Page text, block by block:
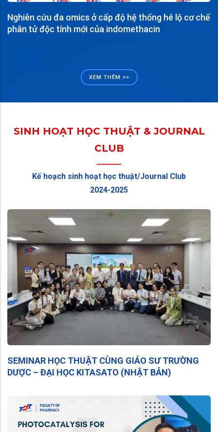
Nghiên cứu đa omics ở cấp độ hệ thống hé lộ cơ chế
phân tử độc tính mới của indomethacin
XEM THÊM >>
SINH HOẠT HỌC THUẬT & JOURNAL
CLUB
Kế hoạch sinh hoạt học thuật/Journal Club
2024-2025
SEMINAR HỌC THUẬT CÙNG GIÁO SƯ TRƯỜNG
DƯỢC – ĐẠI HỌC KITASATO (NHẬT BẢN)